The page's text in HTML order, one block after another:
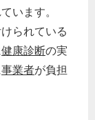
います。
られている
健康診断の実
事業者が負担